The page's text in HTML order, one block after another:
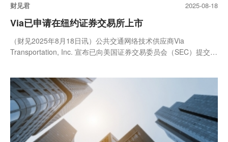
财见君 2025-08-18
Via已申请在纽约证券交易所上市
（财见2025年8月18日讯）公共交通网络技术供应商Via
Transportation, Inc. 宣布已向美国证券交易委员会（SEC）提交了